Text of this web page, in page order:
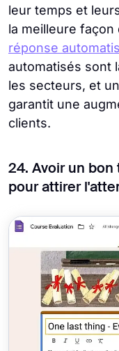
leur temps et
la meilleure façon
réponse
automatisés sont
les secteurs, et
garantit une
clients.
24. Avoir un
pour attirer